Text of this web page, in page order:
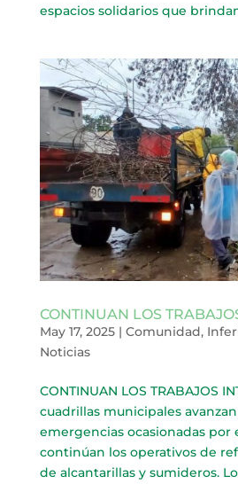
espacios solidarios que
CONTINUAN LOS
May 17, 2025| Comunidad,
Noticias
CONTINUAN LOS TRABAJOS
cuadrillas municipales
emergencias ocasionadas por
continúan los operativos de
de alcantarillas y sumideros.